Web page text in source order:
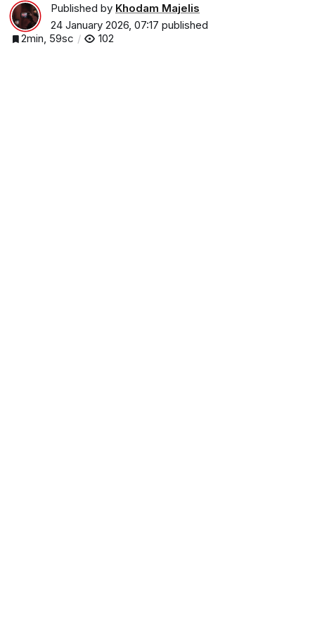
Published by Khodam Majelis
24 January 2026, 07:17 published
2min, 59sc
102